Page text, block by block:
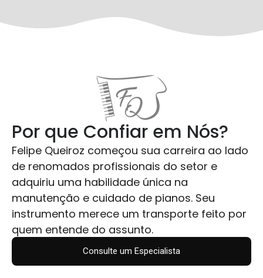
Por que Confiar em Nós?
Felipe Queiroz começou sua carreira ao lado
de renomados profissionais do setor e
adquiriu uma habilidade única na
manutenção e cuidado de pianos. Seu
instrumento merece um transporte feito por
quem entende do assunto.
Consulte um Especialista